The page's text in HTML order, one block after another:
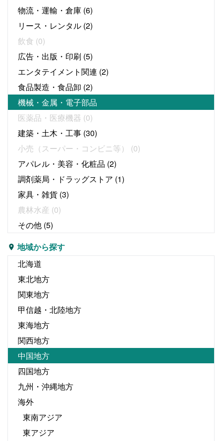
物流・運輸・倉庫 (6)
リース・レンタル (2)
飲食 (0)
広告・出版・印刷 (5)
エンタテイメント関連 (2)
食品製造・食品卸 (2)
機械・金属・電子部品
医薬品・医療機器 (0)
建築・土木・工事 (30)
小売（スーパー・コンビニ等）
(0)
アパレル・美容・化粧品 (2)
調剤薬局・ドラッグストア (1)
家具・雑貨 (3)
農林水産 (0)
その他 (5)
地域から探す
北海道
東北地方
関東地方
甲信越・北陸地方
東海地方
関西地方
中国地方
四国地方
九州・沖縄地方
海外
東南アジア
東アジア